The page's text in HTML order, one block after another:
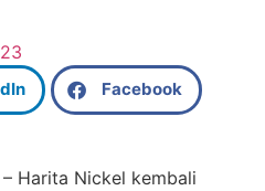
Facebook
– Harita Nickel kembali